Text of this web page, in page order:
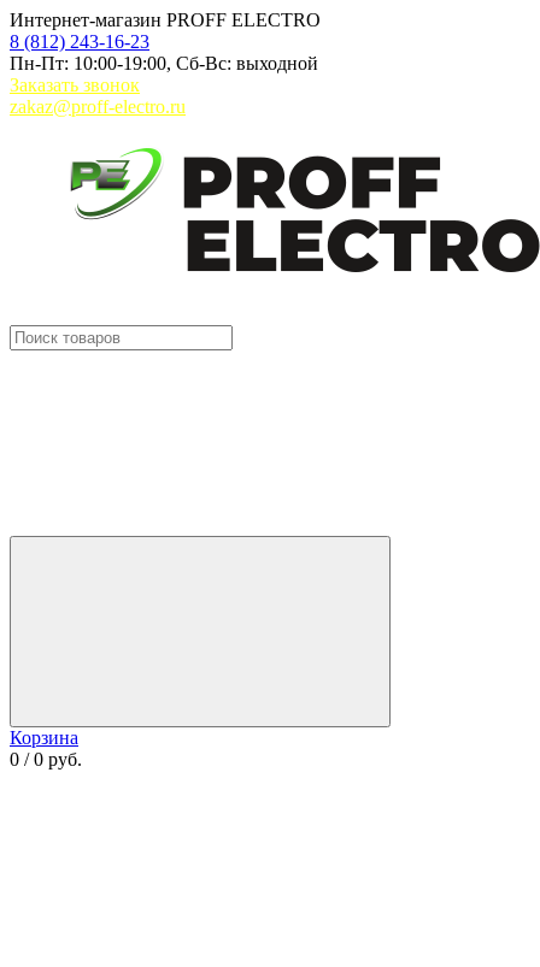
Интернет-магазин PROFF ELECTRO
8 (812) 243-16-23
Пн-Пт: 10:00-19:00, Сб-Вс: выходной
Заказать звонок
zakaz@proff-electro.ru
Корзина
0 / 0 руб.